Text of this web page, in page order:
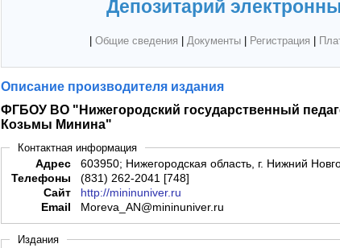
Депозитарий
Общие сведения Документы| Регистрация
Описание производителя издания
ФГБОУ ВО "Нижегородский государственный
Козьмы Минина"
Контактная информация
Адрес
603950; Нижегородская область, г. Нижний
Телефоны
(831) 262-2041 [748]
Сайт
http://mininuniver.ru
Email
Moreva_AN@mininuniver.ru
Издания